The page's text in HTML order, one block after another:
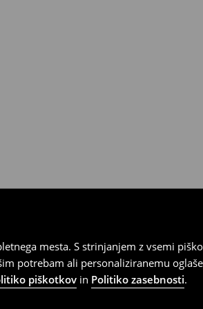
mesta. S strinjanjem z vsemi
potrebam ali personaliziranemu
piškotkov in Politiko zasebnosti.